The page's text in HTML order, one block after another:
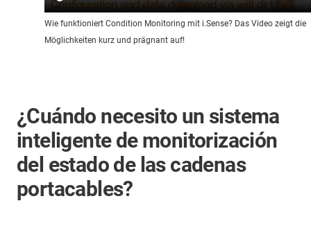
Wie funktioniert Condition Monitoring mit i.Sense? Das Video zeigt die
Möglichkeiten kurz und prägnant auf!
¿Cuándo necesito un sistema
inteligente de monitorización
del estado de las cadenas
portacables?